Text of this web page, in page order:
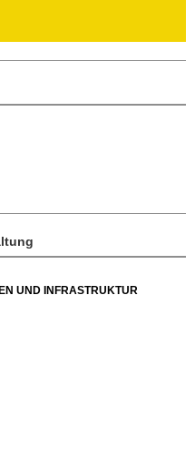
UND INFRASTRUKTUR